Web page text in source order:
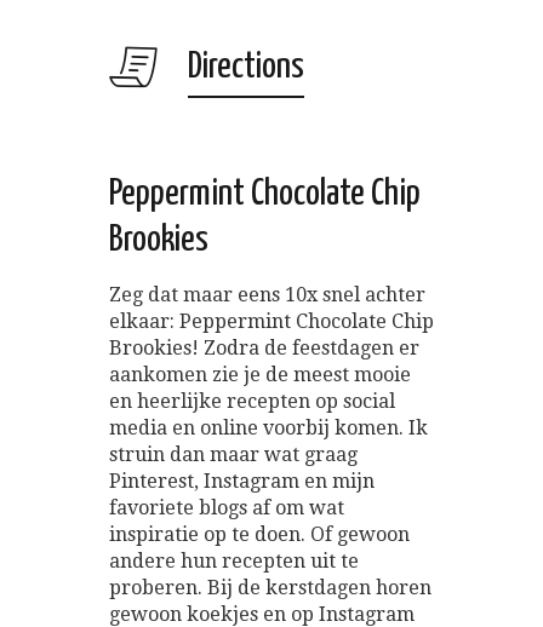
Directions
Peppermint Chocolate Chip
Brookies
Zeg dat maar eens 10x snel achter
elkaar: Peppermint Chocolate Chip
Brookies! Zodra de feestdagen er
aankomen zie je de meest mooie
en heerlijke recepten op social
media en online voorbij komen. Ik
struin dan maar wat graag
Pinterest, Instagram en mijn
favoriete blogs af om wat
inspiratie op te doen. Of gewoon
andere hun recepten uit te
proberen. Bij de kerstdagen horen
gewoon koekjes en op Instagram